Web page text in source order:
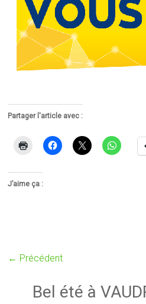
Partager l'article avec :
J’aime ça :
← Précédent
Bel été à